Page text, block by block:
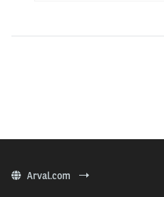
Arval.com